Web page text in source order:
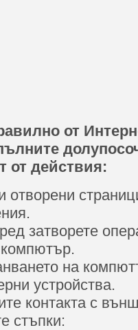
от
от действия:
отворени
затворете
на
устройства.
контакта с
стъпки: